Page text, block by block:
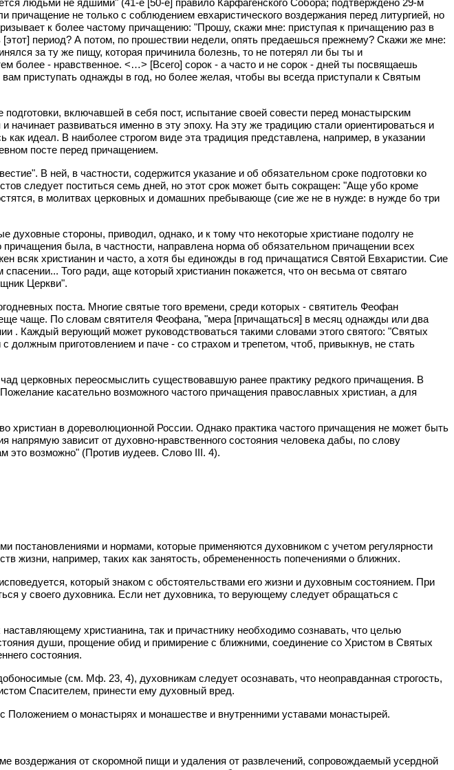
людьми не ядшими" (41-е [50-е] правило Карфагенского Собора; подтверждено 29-м
не только с соблюдением евхаристического воздержания перед литургией, но
к более частому причащению: "Прошу, скажи мне: приступая к причащению раз в
период? А потом, по прошествии недели, опять предаешься прежнему? Скажи же мне:
за ту же пищу, которая причинила болезнь, то не потерял ли бы ты и
более - нравственное. <…> [Всего] сорок - а часто и не сорок - дней ты посвящаешь
приступать однажды в год, но более желая, чтобы вы всегда приступали к Cвятым
включавшей в себя пост, испытание своей совести перед монастырским
развиваться именно в эту эпоху. На эту же традицию стали ориентироваться и
идеал. В наиболее строгом виде эта традиция представлена, например, в указании
посте перед причащением.
В ней, в частности, содержится указание и об обязательном сроке подготовки ко
следует поститься семь дней, но этот срок может быть сокращен: "Аще убо кроме
в молитвах церковных и домашних пребывающе (сие же не в нужде: в нужде бо три
духовные стороны, приводил, однако, и к тому что некоторые христиане подолгу не
была, в частности, направлена норма об обязательном причащении всех
всяк христианин и часто, а хотя бы единожды в год причащатися Святой Евхаристии. Сие
Того ради, аще который христианин покажется, что он весьма от святаго
Церкви".
поста. Многие святые того времени, среди которых - святитель Феофан
чаще. По словам святителя Феофана, "мера [причащаться] в месяц однажды или два
. Каждый верующий может руководствоваться такими словами этого святого: "Святых
должным приготовлением и паче - со страхом и трепетом, чтоб, привыкнув, не стать
церковных переосмыслить существовавшую ранее практику редкого причащения. В
касательно возможного частого причащения православных христиан, а для
в дореволюционной России. Однако практика частого причащения не может быть
зависит от духовно-нравственного состояния человека дабы, по слову
это возможно" (Против иудеев. Слово III. 4).
постановлениями и нормами, которые применяются духовником с учетом регулярности
жизни, например, таких как занятость, обремененность попечениями о ближних.
который знаком с обстоятельствами его жизни и духовным состоянием. При
у своего духовника. Если нет духовника, то верующему следует обращаться с
христианина, так и причастнику необходимо сознавать, что целью
души, прощение обид и примирение с ближними, соединение со Христом в Святых
состояния.
(см. Мф. 23, 4), духовникам следует осознавать, что неоправданная строгость,
Спасителем, принести ему духовный вред.
Положением о монастырях и монашестве и внутренними уставами монастырей.
воздержания от скоромной пищи и удаления от развлечений, сопровождаемый усердной